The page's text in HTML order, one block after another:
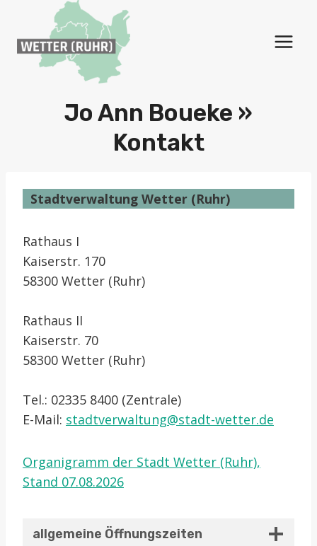
springen
Jo Ann Boueke »
Kontakt
Stadtverwaltung Wetter (Ruhr)
Rathaus I
Kaiserstr. 170
58300 Wetter (Ruhr)
Rathaus II
Kaiserstr. 70
58300 Wetter (Ruhr)
Tel.: 02335 8400 (Zentrale)
E-Mail: stadtverwaltung@stadt-wetter.de
Organigramm der Stadt Wetter (Ruhr),
Stand 07.08.2026
allgemeine Öffnungszeiten